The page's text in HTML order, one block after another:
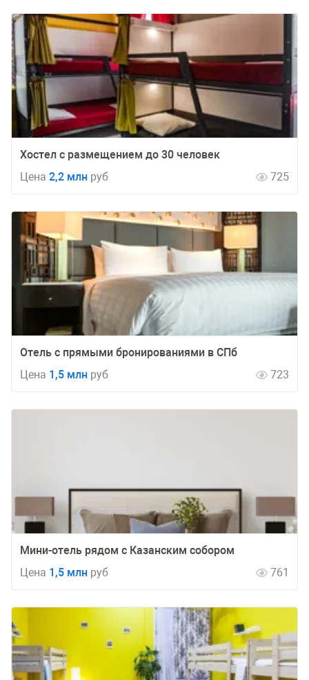
Хостел с размещением до 30 человек
Цена 2,2 млн руб 725
Отель с прямыми бронированиями в СПб
Цена 1,5 млн руб 723
Мини-отель рядом с Казанским собором
Цена 1,5 млн руб 761